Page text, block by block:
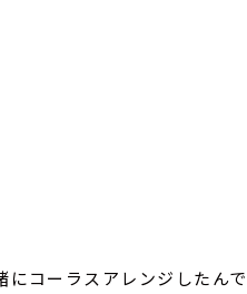
にコーラスアレンジしたんで